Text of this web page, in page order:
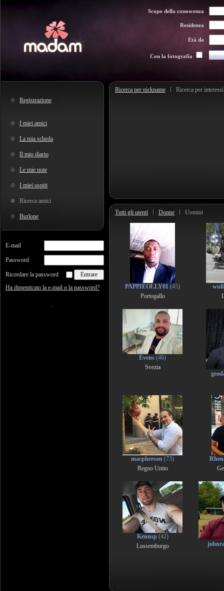
Scopo della conoscenza
Residenza
Età da
Con la fotografia
Registrazione
I miei amici
La mia scheda
Il mio diario
Le mie note
I miei ospiti
Ricerca amici
Burlone
E-mail
Password
Ricordare la password
Ha dimenticato la e-mail o la password?
Ricerca per nickname Ricerca per interessi
Tutti gli utenti Donne Uomini
PAPPIEOLLY01 (45)
Portogallo
Evens (46)
Svezia
macpherson (73)
Regno Unito
Kennsp(42)
Lussemburgo